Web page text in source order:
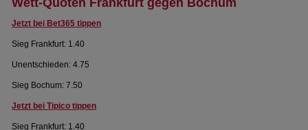
Wett-Quoten Frankfurt gegen Bochum
Jetzt bei Bet365 tippen
Sieg Frankfurt: 1.40
Unentschieden: 4.75
Sieg Bochum: 7.50
Jetzt bei Tipico tippen
Sieg Frankfurt: 1.40